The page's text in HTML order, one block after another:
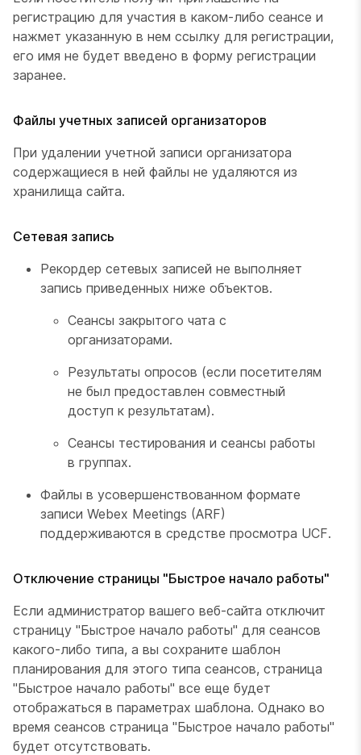
регистрацию для участия в каком-либо сеансе и
нажмет указанную в нем ссылку для регистрации,
его имя не будет введено в форму регистрации
заранее.
Файлы учетных записей организаторов
При удалении учетной записи организатора
содержащиеся в ней файлы не удаляются из
хранилища сайта.
Сетевая запись
Рекордер сетевых записей не выполняет
запись приведенных ниже объектов.
Сеансы закрытого чата с
организаторами.
Результаты опросов (если посетителям
не был предоставлен совместный
доступ к результатам).
Сеансы тестирования и сеансы работы
в группах.
Файлы в усовершенствованном формате
записи Webex Meetings (ARF)
поддерживаются в средстве просмотра UCF.
Отключение страницы "Быстрое начало работы"
Если администратор вашего веб-сайта отключит
страницу "Быстрое начало работы" для сеансов
какого-либо типа, а вы сохраните шаблон
планирования для этого типа сеансов, страница
"Быстрое начало работы" все еще будет
отображаться в параметрах шаблона. Однако во
время сеансов страница "Быстрое начало работы"
будет отсутствовать.